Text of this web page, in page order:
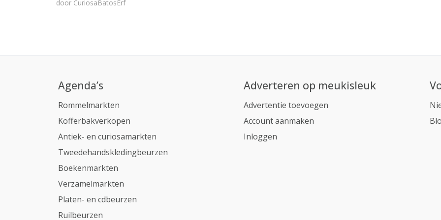
door CuriosaBatosErf
Agenda’s
Rommelmarkten
Kofferbakverkopen
Antiek- en curiosamarkten
Tweedehandskledingbeurzen
Boekenmarkten
Verzamelmarkten
Platen- en cdbeurzen
Ruilbeurzen
Adverteren op meukisleuk
Advertentie toevoegen
Account aanmaken
Inloggen